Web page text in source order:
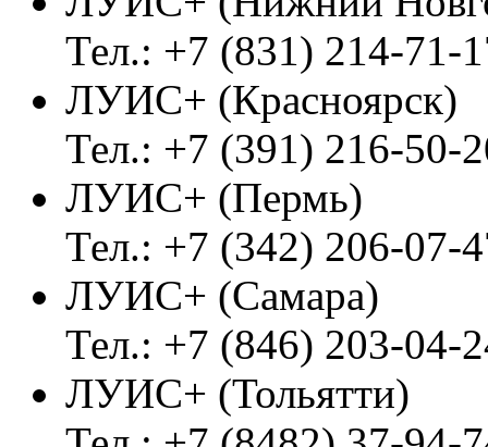
Тел.: +7 (831) 214-71-
ЛУИС+ (Красноярск)
Тел.: +7 (391) 216-50-
ЛУИС+ (Пермь)
Тел.: +7 (342) 206-07-
ЛУИС+ (Самара)
Тел.: +7 (846) 203-04-
ЛУИС+ (Тольятти)